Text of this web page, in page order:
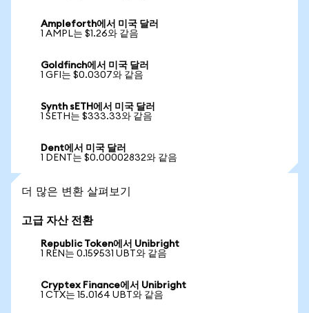
Ampleforth에서 미국 달러
1 AMPL는 $1.26와 같음
Goldfinch에서 미국 달러
1 GFI는 $0.0307와 같음
Synth sETH에서 미국 달러
1 SETH는 $333.33와 같음
Dent에서 미국 달러
1 DENT는 $0.00002832와 같음
더 많은 변환 살펴보기
고급 자산 전환
Republic Token에서 Unibright
1 REN는 0.159531 UBT와 같음
Cryptex Finance에서 Unibright
1 CTX는 15.0164 UBT와 같음